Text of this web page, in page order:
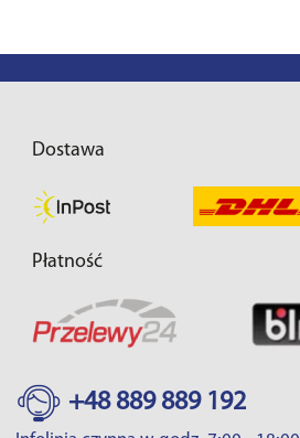
Dostawa
Płatność
+48 889 889 192